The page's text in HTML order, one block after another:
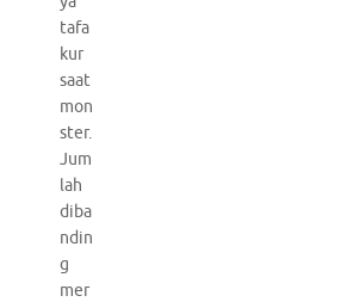
tafa
kur
saat
mon
ster.
Jum
lah
diba
ndin
g
mer